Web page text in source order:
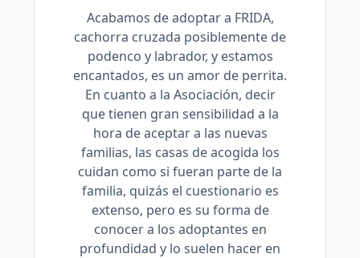
Acabamos de adoptar a FRIDA,
cachorra cruzada posiblemente de
podenco y labrador, y estamos
encantados, es un amor de perrita.
En cuanto a la Asociación, decir
que tienen gran sensibilidad a la
hora de aceptar a las nuevas
familias, las casas de acogida los
cuidan como si fueran parte de la
familia, quizás el cuestionario es
extenso, pero es su forma de
conocer a los adoptantes en
profundidad y lo suelen hacer en